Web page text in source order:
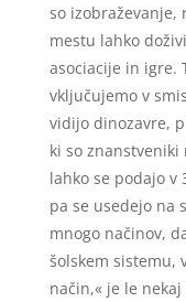
so izobraževanje,
mestu lahko
asociacije in igre.
vključujemo v
vidijo dinozavre,
ki so
lahko se podajo v
pa se usedejo na
mnogo načinov,
šolskem sistemu,
način,« je le